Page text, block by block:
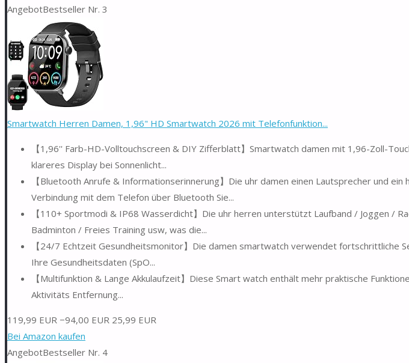
AngebotBestseller Nr. 3
Smartwatch Herren Damen, 1,96" HD Smartwatch 2026 mit Telefonfunktion...
【1,96'' Farb-HD-Volltouchscreen & DIY Zifferblatt】Smartwatch damen mit 1,96-Zoll-
klareres Display bei Sonnenlicht...
【Bluetooth Anrufe & Informationserinnerung】Die uhr damen einen Lautsprecher und
Verbindung mit dem Telefon über Bluetooth Sie...
【110+ Sportmodi & IP68 Wasserdicht】Die uhr herren unterstützt Laufband / Joggen /
Badminton / Freies Training usw, was die...
【24/7 Echtzeit Gesundheitsmonitor】Die damen smartwatch verwendet fortschrittliche
Ihre Gesundheitsdaten (SpO...
【Multifunktion & Lange Akkulaufzeit】Diese Smart watch enthält mehr praktische
Aktivitäts Entfernung...
119,99 EUR −94,00 EUR 25,99 EUR
Bei Amazon kaufen
AngebotBestseller Nr. 4